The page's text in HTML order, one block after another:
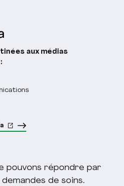
aux médias
pouvons répondre par
de soins.